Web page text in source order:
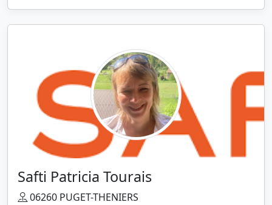
Safti Patricia Tourais
06260 PUGET-THENIERS